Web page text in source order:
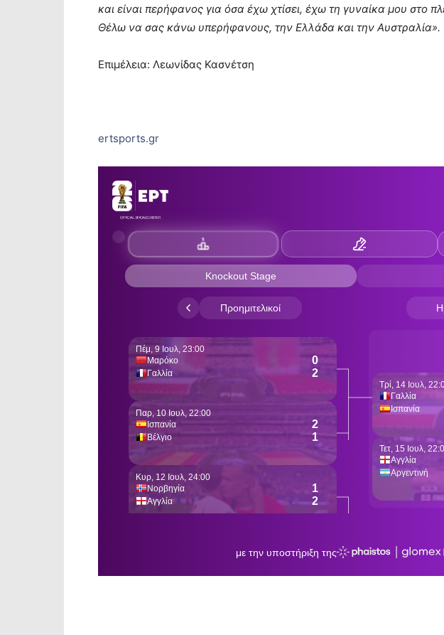
και είναι περήφανος για όσα έχω χτίσει, έχω τη γυναίκα μου στο
Θέλω να σας κάνω υπερήφανους, την Ελλάδα και την Αυστραλία».
Επιμέλεια: Λεωνίδας Κασνέτση
ertsports.gr